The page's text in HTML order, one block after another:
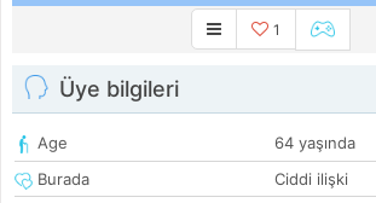
1
Üye bilgileri
Age
64 yaşında
Burada
Ciddi ilişki